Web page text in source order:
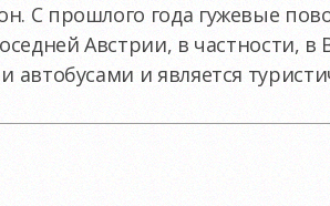
С прошлого года гужевые
Австрии, в частности,
автобусами и является